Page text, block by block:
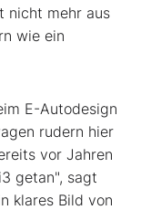
nicht mehr aus
wie ein
E-Autodesign
rudern hier
vor Jahren
getan", sagt
klares Bild von